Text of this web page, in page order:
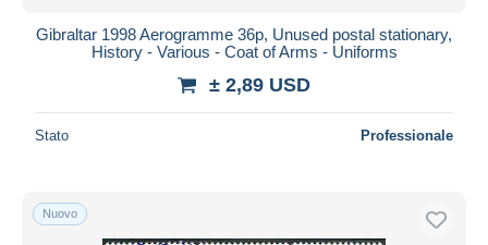
Gibraltar 1998 Aerogramme 36p, Unused postal stationary,
History - Various - Coat of Arms - Uniforms
± 2,89 USD
Stato Professionale
Nuovo